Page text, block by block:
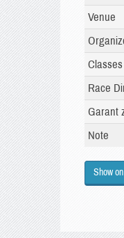
Venue
Classes
Race
Garant
Note
Show